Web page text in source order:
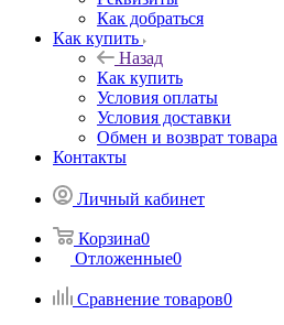
Как добраться
Как купить
Назад
Как купить
Условия оплаты
Условия доставки
Обмен и возврат товара
Контакты
Личный кабинет
Корзина0
Отложенные0
Сравнение товаров0